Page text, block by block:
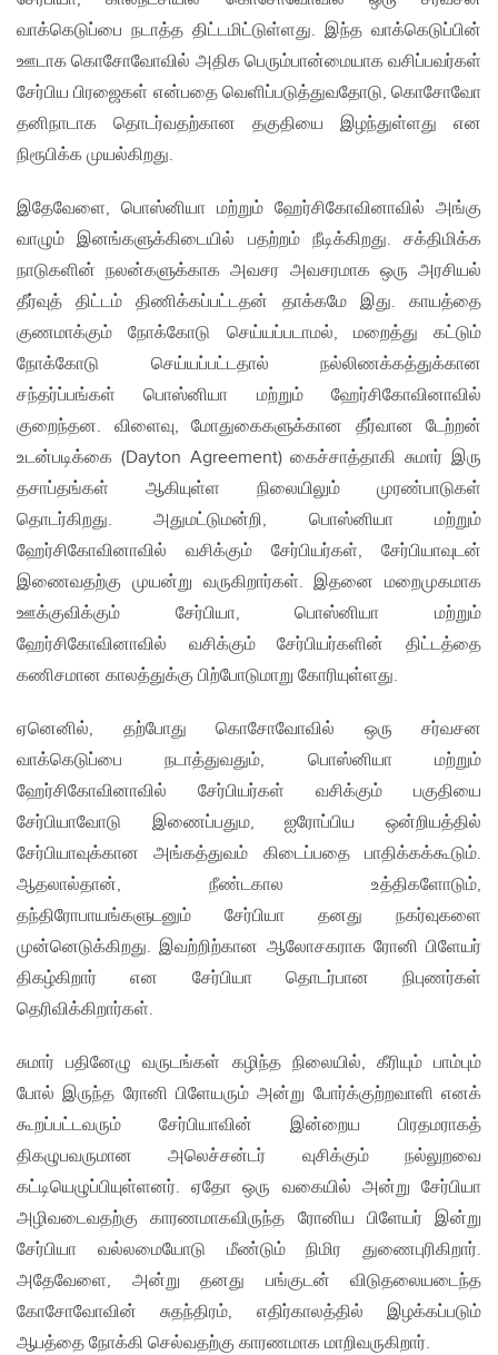
வாக்கெடுப்பை நடாத்த திட்டமிட்டுள்ளது. இந்த வாக்கெடுப்பின்
ஊடாக கொசோவோவில் அதிக பெரும்பான்மையாக வசிப்பவர்கள்
சேர்பிய பிரஜைகள் என்பதை வெளிப்படுத்துவதோடு, கொசோவோ
தனிநாடாக தொடர்வதற்கான தகுதியை இழந்துள்ளது என
நிரூபிக்க முயல்கிறது.
இதேவேளை, பொஸ்னியா மற்றும் ஹேர்சிகோவினாவில் அங்கு
வாழும் இனங்களுக்கிடையில் பதற்றம் நீடிக்கிறது. சக்திமிக்க
நாடுகளின் நலன்களுக்காக அவசர அவசரமாக ஒரு அரசியல்
தீர்வுத் திட்டம் திணிக்கப்பட்டதன் தாக்கமே இது. காயத்தை
குணமாக்கும் நோக்கோடு செய்யப்படாமல், மறைத்து கட்டும்
நோக்கோடு செய்யப்பட்டதால் நல்லிணக்கத்துக்கான
சந்தர்ப்பங்கள் பொஸ்னியா மற்றும் ஹேர்சிகோவினாவில்
குறைந்தன. விளைவு, மோதுகைகளுக்கான தீர்வான டேற்றன்
உடன்படிக்கை (Dayton Agreement) கைச்சாத்தாகி சுமார் இரு
தசாப்தங்கள் ஆகியுள்ள நிலையிலும் முரண்பாடுகள்
தொடர்கிறது. அதுமட்டுமன்றி, பொஸ்னியா மற்றும்
ஹேர்சிகோவினாவில் வசிக்கும் சேர்பியர்கள், சேர்பியாவுடன்
இணைவதற்கு முயன்று வருகிறார்கள். இதனை மறைமுகமாக
ஊக்குவிக்கும் சேர்பியா, பொஸ்னியா மற்றும்
ஹேர்சிகோவினாவில் வசிக்கும் சேர்பியர்களின் திட்டத்தை
கணிசமான காலத்துக்கு பிற்போடுமாறு கோரியுள்ளது.
ஏனெனில், தற்போது கொசோவோவில் ஒரு சர்வசன
வாக்கெடுப்பை நடாத்துவதும், பொஸ்னியா மற்றும்
ஹேர்சிகோவினாவில் சேர்பியர்கள் வசிக்கும் பகுதியை
சேர்பியாவோடு இணைப்பதும, ஐரோப்பிய ஒன்றியத்தில்
சேர்பியாவுக்கான அங்கத்துவம் கிடைப்பதை பாதிக்கக்கூடும்.
ஆதலால்தான், நீண்டகால உத்திகளோடும்,
தந்திரோபாயங்களுடனும் சேர்பியா தனது நகர்வுகளை
முன்னெடுக்கிறது. இவற்றிற்கான ஆலோசகராக ரோனி பிளேயர்
திகழ்கிறார் என சேர்பியா தொடர்பான நிபுணர்கள்
தெரிவிக்கிறார்கள்.
சுமார் பதினேழு வருடங்கள் கழிந்த நிலையில், கீரியும் பாம்பும்
போல் இருந்த ரோனி பிளேயரும் அன்று போர்க்குற்றவாளி எனக்
கூறப்பட்டவரும் சேர்பியாவின் இன்றைய பிரதமராகத்
திகழுபவருமான அலெச்சன்டர் வுசிக்கும் நல்லுறவை
கட்டியெழுப்பியுள்ளனர். ஏதோ ஒரு வகையில் அன்று சேர்பியா
அழிவடைவதற்கு காரணமாகவிருந்த ரோனிய பிளேயர் இன்று
சேர்பியா வல்லமையோடு மீண்டும் நிமிர துணைபுரிகிறார்.
அதேவேளை, அன்று தனது பங்குடன் விடுதலையடைந்த
கோசோவோவின் சுதந்திரம், எதிர்காலத்தில் இழக்கப்படும்
ஆபத்தை நோக்கி செல்வதற்கு காரணமாக மாறிவருகிறார்.